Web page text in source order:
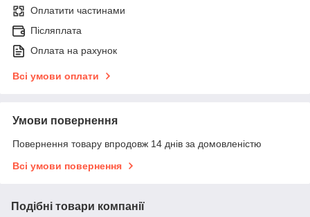
Оплатити частинами
Післяплата
Оплата на рахунок
Всі умови оплати
Умови повернення
Повернення товару впродовж 14 днів за домовленістю
Всі умови повернення
Подібні товари компанії